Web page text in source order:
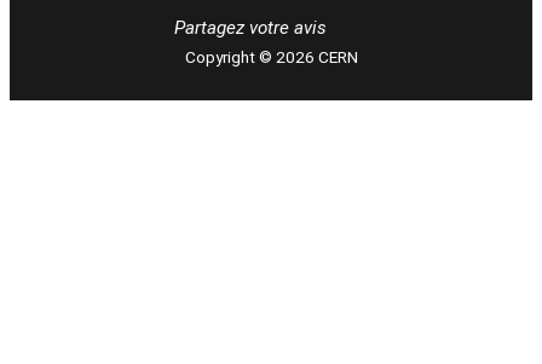
Partagez votre avis
Copyright © 2026 CERN